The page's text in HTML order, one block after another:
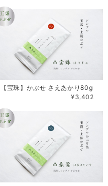
【宝珠】かぶせ さえあかり80g
¥3,402